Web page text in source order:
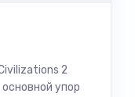
2
упор